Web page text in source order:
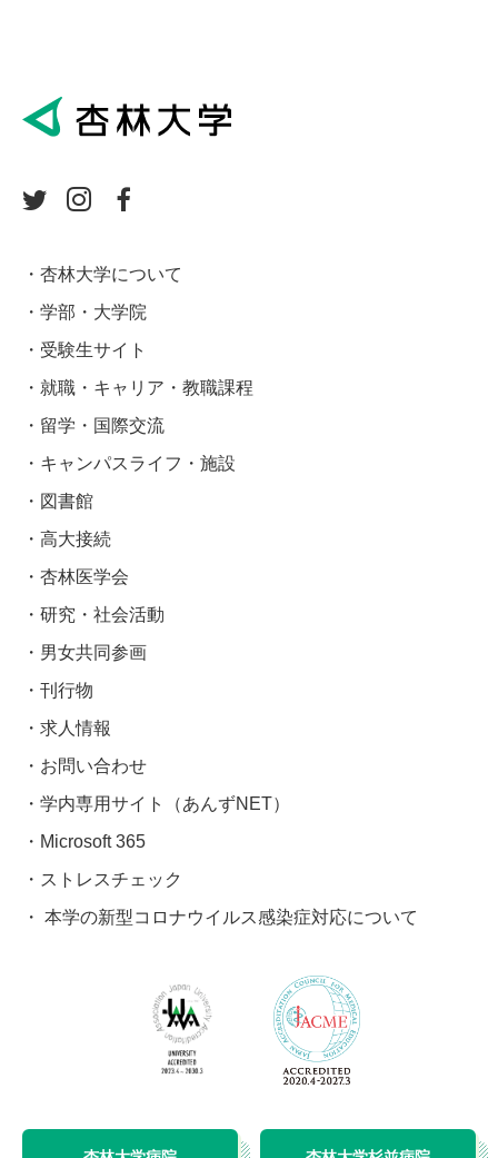
杏林大学について
学部・大学院
受験生サイト
就職・キャリア・教職課程
留学・国際交流
キャンパスライフ・施設
図書館
高大接続
杏林医学会
研究・社会活動
男女共同参画
刊行物
求人情報
お問い合わせ
学内専用サイト（あんずNET）
Microsoft 365
ストレスチェック
本学の新型コロナウイルス感染症対応について